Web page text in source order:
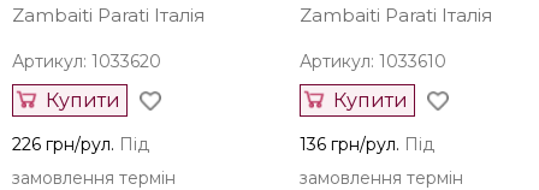
Zambaiti Parati Італія
Артикул: 1033620
Купити
226 грн/рул. Під
замовлення термін
Zambaiti Parati Італія
Артикул: 1033610
Купити
136 грн/рул. Під
замовлення термін